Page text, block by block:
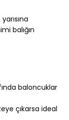
balığın
baloncuklar
çıkarsa ideal